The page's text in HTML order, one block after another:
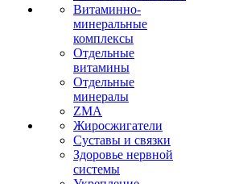
Витаминно-
минеральные
комплексы
Отдельные
витамины
Отдельные
минералы
ZMA
Жиросжигатели
Суставы и связки
Здоровье нервной
системы